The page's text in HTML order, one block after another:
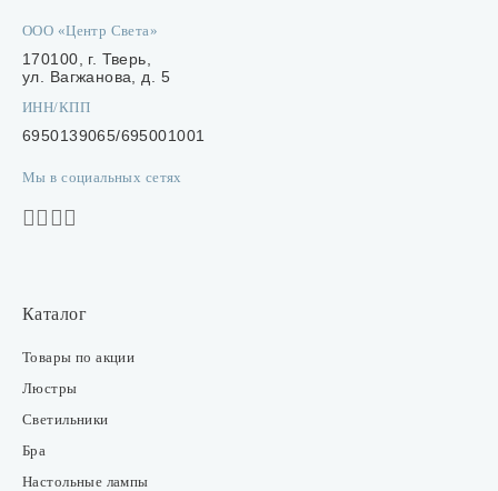
ООО «Центр Света»
170100, г. Тверь,
ул. Вагжанова, д. 5
ИНН/КПП
6950139065/695001001
Мы в социальных сетях
Каталог
Товары по акции
Люстры
Светильники
Бра
Настольные лампы